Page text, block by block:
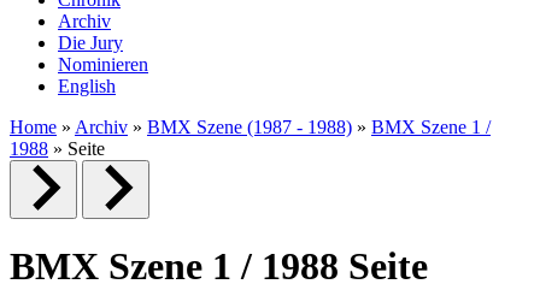
Archiv
Die Jury
Nominieren
English
Home » Archiv » BMX Szene (1987 - 1988) » BMX Szene 1 /
1988 » Seite
BMX Szene 1 / 1988 Seite